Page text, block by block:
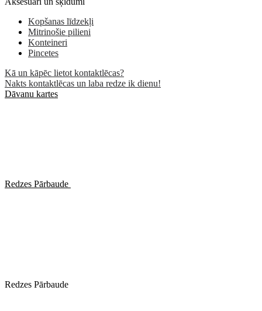
Kopšanas līdzekļi
Mitrinošie pilieni
Konteineri
Pincetes
Kā un kāpēc lietot kontaktlēcas?
Nakts kontaktlēcas un laba redze ik dienu!
Dāvanu kartes
Redzes Pārbaude
Redzes Pārbaude